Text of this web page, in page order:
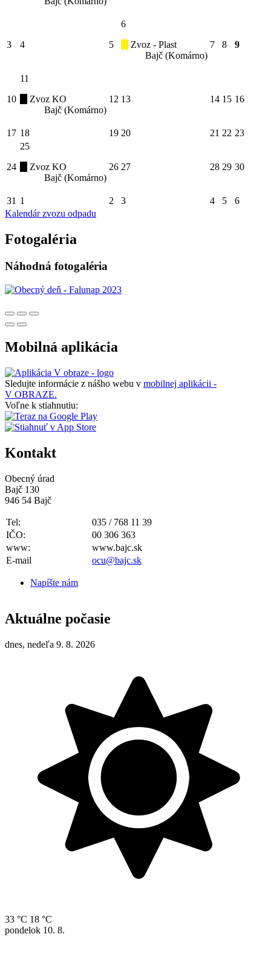
3 4 5
6
Zvoz - Plast
Bajč (Komárno)
7 8 9
10
11
Zvoz KO
Bajč (Komárno)
12 13 14 15 16
17 18 19 20 21 22 23
24
25
Zvoz KO
Bajč (Komárno)
26 27 28 29 30
31 1 2 3 4 5
6
Kalendár zvozu odpadu
Fotogaléria
Náhodná fotogaléria
Mobilná aplikácia
Sledujte informácie z nášho webu v mobilnej aplikácii -
V OBRAZE.
Voľne k stiahnutiu:
Kontakt
Obecný úrad
Bajč 130
946 54 Bajč
Tel:
035 / 768 11 39
IČO:
00 306 363
www:
www.bajc.sk
E-mail
ocu@bajc.sk
Napíšte nám
Aktuálne počasie
dnes, nedeľa 9. 8. 2026
33 °C 18 °C
pondelok 10. 8.